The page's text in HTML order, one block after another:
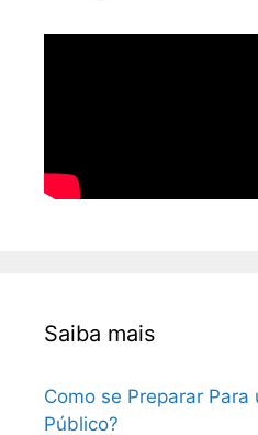
Saiba mais
Como se Preparar Para
Público?